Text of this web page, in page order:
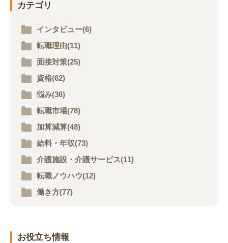
カテゴリ
インタビュー(6)
転職理由(11)
面接対策(25)
資格(62)
悩み(36)
転職市場(78)
加算減算(48)
給料・年収(73)
介護施設・介護サービス(11)
転職ノウハウ(12)
働き方(77)
お役立ち情報